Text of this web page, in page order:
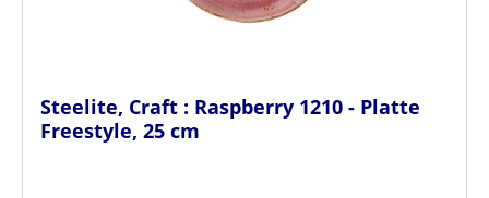
Steelite, Craft : Raspberry 1210 - Platte
Freestyle, 25 cm